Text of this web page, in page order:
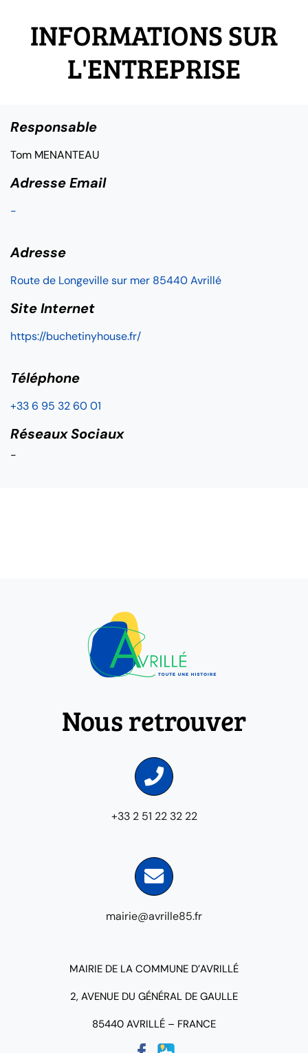
INFORMATIONS SUR
L'ENTREPRISE
Responsable
Tom MENANTEAU
Adresse Email
-
Adresse
Route de Longeville sur mer 85440 Avrillé
Site Internet
https://buchetinyhouse.fr/
Téléphone
+33 6 95 32 60 01
Réseaux Sociaux
-
Nous retrouver
+33 2 51 22 32 22
mairie@avrille85.fr
MAIRIE DE LA COMMUNE D’AVRILLÉ
2, AVENUE DU GÉNÉRAL DE GAULLE
85440 AVRILLÉ – FRANCE